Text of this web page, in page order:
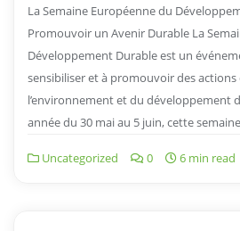
La Semaine Européenne du
Promouvoir un Avenir Durable La
Développement Durable est un
sensibiliser et à promouvoir des
l’environnement et du développement
année du 30 mai au 5 juin, cette
Uncategorized 0 6 min read